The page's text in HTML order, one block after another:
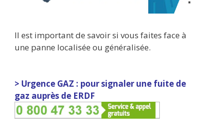
Il est important de savoir si vous faites face à
une panne localisée ou généralisée.
> Urgence GAZ : pour signaler une fuite de
gaz auprès de ERDF